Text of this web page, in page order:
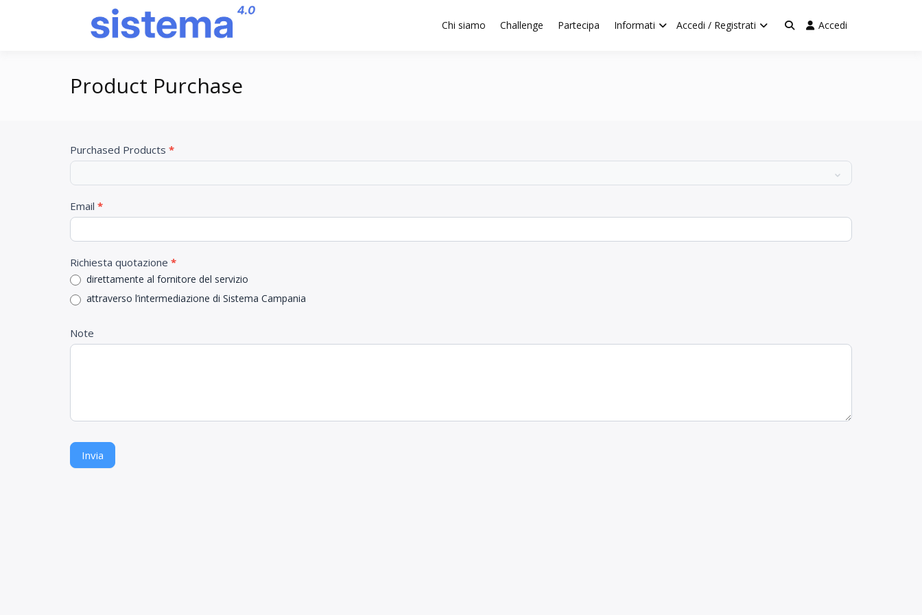
Piattaforma SISTEMA 4.0 – by BORGO 4.0
Chi siamo Challenge Partecipa Informati Accedi / Registrati Accedi
Product Purchase
Product
Purchase
Purchased Products *
Email *
Richiesta quotazione *
direttamente al fornitore del servizio
attraverso l’intermediazione di Sistema Campania
Note
Invia
Se
sei
essere
umano,
lascia
campo